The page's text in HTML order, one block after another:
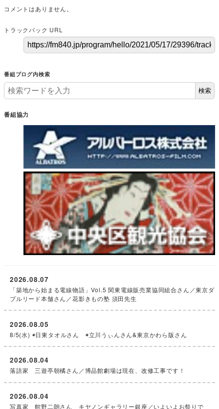
コメントはありません。
トラックバック URL
番組ブログ内検索
検索
番組協力
「築地から始まる電線物語」Vol.5 関東電線販売業協同組合さん／東京ダ
ブルリード本舗さん／花影きもの塾 須田先生
2026.08.07
8/5(水) ◉日東タオルさん ◉立川うぃんさん&東京かわら版さん
2026.08.05
落語家 三遊亭朝橘さん／博品館劇場は現在、改修工事です！
2026.08.04
写真家 館野二朗さん キヤノンギャラリー銀座／いよいよお祭りで
2026.08.04